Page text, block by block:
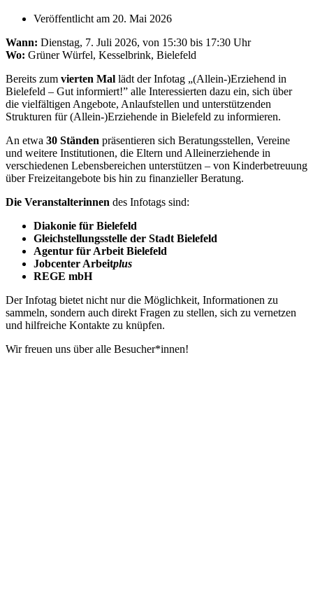
Veröffentlicht am 20. Mai 2026
Wann: Dienstag, 7. Juli 2026, von 15:30 bis 17:30 Uhr
Wo: Grüner Würfel, Kesselbrink, Bielefeld
Bereits zum vierten Mal lädt der Infotag „(Allein-)Erziehend in
Bielefeld – Gut informiert!” alle Interessierten dazu ein, sich über
die vielfältigen Angebote, Anlaufstellen und unterstützenden
Strukturen für (Allein-)Erziehende in Bielefeld zu informieren.
An etwa 30 Ständen präsentieren sich Beratungsstellen, Vereine
und weitere Institutionen, die Eltern und Alleinerziehende in
verschiedenen Lebensbereichen unterstützen – von Kinderbetreuung
über Freizeitangebote bis hin zu finanzieller Beratung.
Die Veranstalterinnen des Infotags sind:
Diakonie für Bielefeld
Gleichstellungsstelle der Stadt Bielefeld
Agentur für Arbeit Bielefeld
Jobcenter Arbeitplus
REGE mbH
Der Infotag bietet nicht nur die Möglichkeit, Informationen zu
sammeln, sondern auch direkt Fragen zu stellen, sich zu vernetzen
und hilfreiche Kontakte zu knüpfen.
Wir freuen uns über alle Besucher*innen!